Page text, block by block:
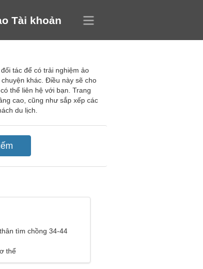
Tài khoản
tác để có trải nghiệm ảo
khác. Điều này sẽ cho
thể liên hệ với bạn. Trang
cao, cũng như sắp xếp các
du lịch.
tìm chồng 34-44
thể